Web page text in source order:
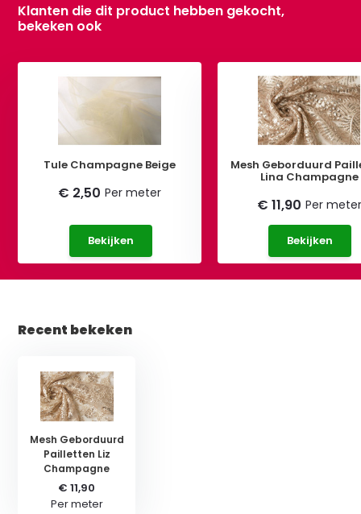
Klanten die dit product hebben gekocht,
bekeken ook
Tule Champagne Beige
€ 2,50 Per meter
Bekijken
Mesh Geborduurd
Lina Champagne
€ 11,90 Per meter
Bekijken
Recent bekeken
Mesh Geborduurd
Pailletten Liz
Champagne
€ 11,90
Per meter